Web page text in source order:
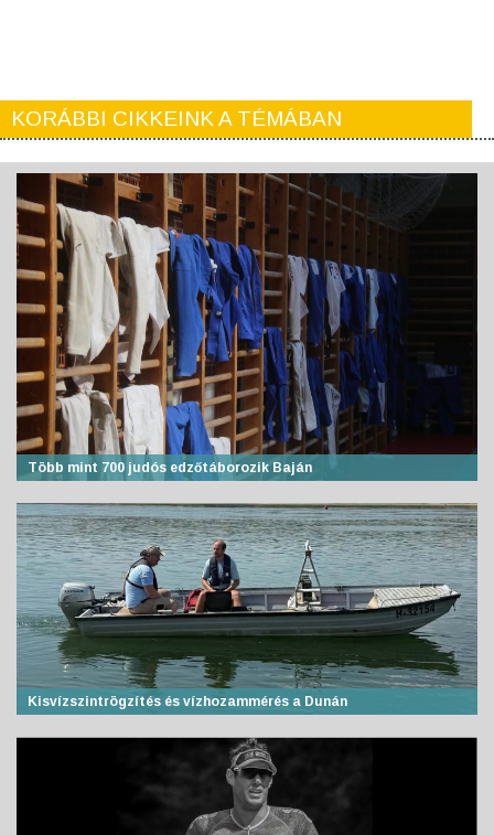
KORÁBBI CIKKEINK A TÉMÁBAN
Több mint 700 judós edzőtáborozik Baján
Kisvízszintrögzítés és vízhozammérés a Dunán